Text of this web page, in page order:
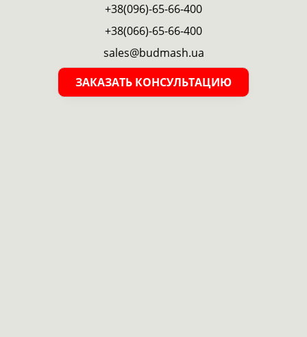
+38(096)-65-66-400
+38(066)-65-66-400
sales@budmash.ua
ЗАКАЗАТЬ КОНСУЛЬТАЦИЮ